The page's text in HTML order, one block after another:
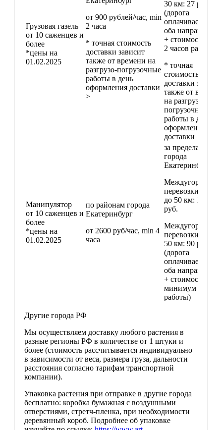
Грузовая газель
от 10 саженцев и
более
*цены на
01.02.2025
от 900 рублей/час, min
2 часа
* точная стоимость
доставки зависит
также от времени на
разгрузо-погрузочные
работы в день
оформления доставки
>
30 км: 27 руб./км
(дорога
оплачивается в
оба направления
+ стоимость min
2 часов работы)
* точная
стоимость
доставки
также от
на разгрузо-
погрузочные
работы в день
оформления
доставки
Манипулятор
от 10 саженцев и
более
*цены на
01.02.2025
по районам города
Екатеринбург
от 2600 руб/час, min 4
часа
за пределами
города
Екатеринбург
Междугородние
перевозки
до 50 км: 18 000
руб.
Междугородние
перевозки
50 км: 90 руб./км
(дорога
оплачивается в
оба направления
+ стоимость
минимум 4
работы)
Другие города РФ
Мы осуществляем доставку любого растения в
разные регионы РФ в количестве от 1 штуки и
более (стоимость рассчитывается индивидуально
в зависимости от веса, размера груза, дальности
расстояния согласно тарифам транспортной
компании).
Упаковка растения при отправке в другие города
бесплатно: коробка бумажная с воздушными
отверстиями, стретч-пленка, при необходимости
деревянный короб. Подробнее об упаковке